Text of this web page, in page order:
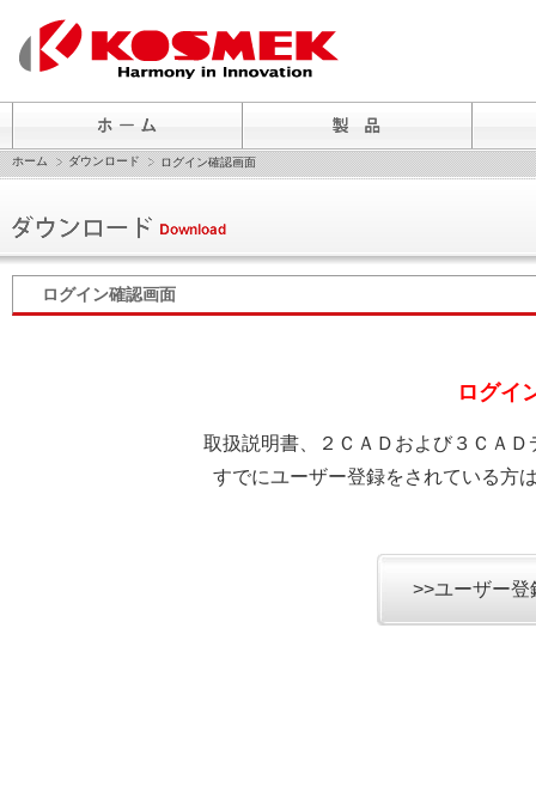
ホーム ダウンロード ログイン確認画面
ログイン確認画面
ログイ
取扱説明書、２ＣＡＤおよび３ＣＡ
すでにユーザー登録をされている方
>>ユーザー